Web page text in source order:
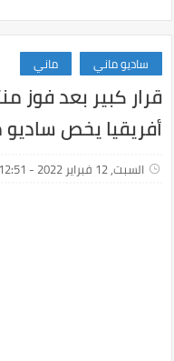
ساديو ماني ماني
قرار كبير بعد فوز
أفريقيا يخص
السبت, 12 فبراير 2022 - 12:51 ص